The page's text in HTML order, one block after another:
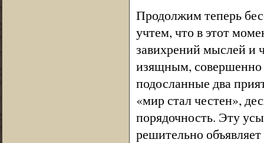
Продолжим теперь
учтем, что в этот
завихрений мыслей и
изящным, совершенно
подосланные два
«мир стал честен»,
порядочность. Эту
решительно